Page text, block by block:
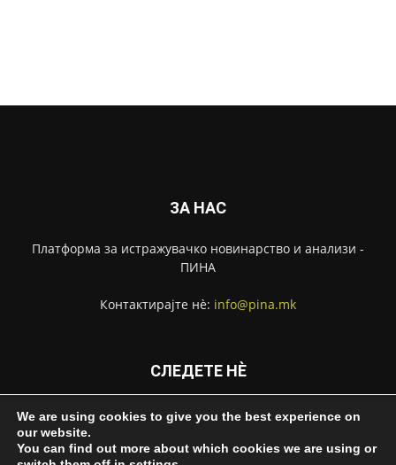
ЗА НАС
Платформа за истражувачко новинарство и анализи -
ПИНА
Контактирајте нѐ: info@pina.mk
СЛЕДЕТЕ НЀ
We are using cookies to give you the best experience on
our website.
You can find out more about which cookies we are using or